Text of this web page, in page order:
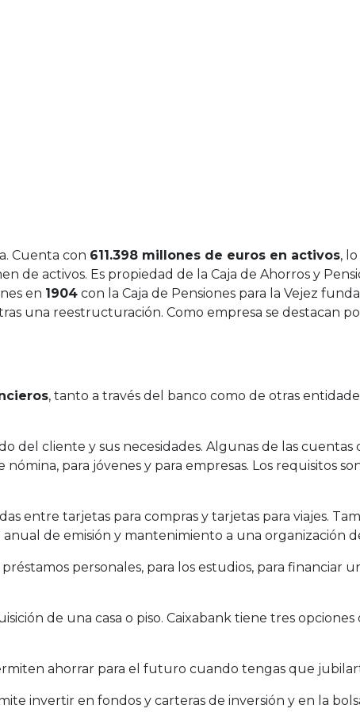
Cuenta con 611.398 millones de euros en activos,
de activos. Es propiedad de la Caja de Ahorros y
en 1904 con la Caja de Pensiones para la Vejez
una reestructuración. Como empresa se destacan
, tanto a través del banco como de otras
del cliente y sus necesidades. Algunas de las
para jóvenes y para empresas. Los requisitos
entre tarjetas para compras y tarjetas para viajes.
de emisión y mantenimiento a una organización
personales, para los estudios, para financiar
de una casa o piso. Caixabank tiene tres
ahorrar para el futuro cuando tengas que
invertir en fondos y carteras de inversión y en la